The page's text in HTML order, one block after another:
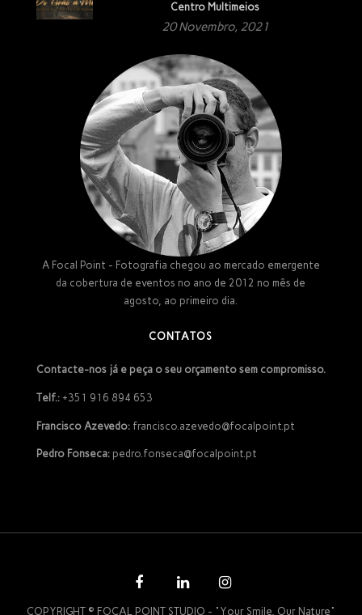
Centro Multimeios
20 Novembro, 2021
A Focal Point - Fotografia chegou ao mercado emergente
da cobertura de eventos no ano de 2012 no mês de
agosto, ao primeiro dia.
CONTATOS
Contacte-nos já e peça o seu orçamento sem compromisso.
Telf.:+351 916 894 653
Francisco Azevedo:francisco.azevedo@focalpoint.pt
Pedro Fonseca:pedro.fonseca@focalpoint.pt
COPYRIGHT © FOCAL POINT STUDIO - "Your Smile, Our Nature"